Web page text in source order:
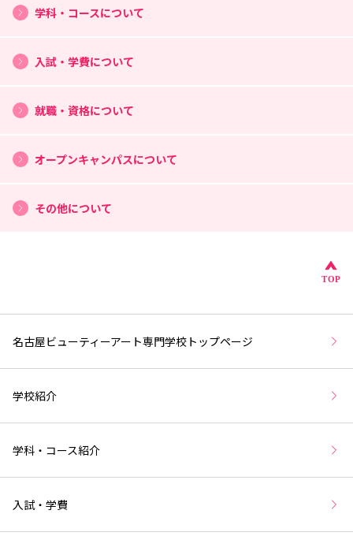
学科・コースについて
入試・学費について
就職・資格について
オープンキャンパスについて
その他について
こ
TOP
名古屋ビューティーアート専門学校トップページ
学校紹介
学科・コース紹介
入試・学費